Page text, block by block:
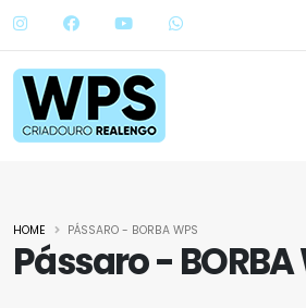
Pássaro - BORBA
HOME PÁSSARO - BORBA WPS